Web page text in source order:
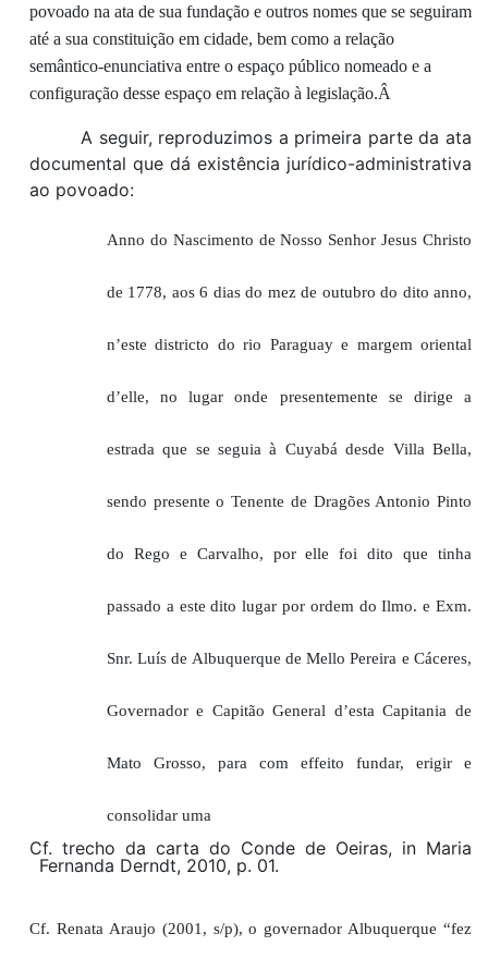
povoado na ata de sua fundação e outros nomes que se seguiram
até a sua constituição em cidade, bem como a relação
semântico-enunciativa entre o espaço público nomeado e a
configuração desseespaço em relação à legislação.Â
A seguir, reproduzimos a primeira partedaata
documental que dá existência jurídico-administrativa
ao povoado:
Anno do Nascimento de Nosso Senhor Jesus Christo
de 1778, aos 6 dias do mez de outubro do dito anno,
n’este districto do rio Paraguaye margem oriental
d’elle, no lugar onde presentemente se dirige a
estrada que se seguia à Cuyabá desde Villa Bella,
sendo presente o Tenente de Dragões Antonio Pinto
do Rego e Carvalho, por elle foi dito que tinha
passado a este dito lugar por ordem do Ilmo.e Exm.
Snr. Luís de Albuquerque de Mello Pereira e Cáceres,
Governador e Capitão General d’esta Capitania de
Mato Grosso, para com effeito fundar, erigir e
consolidar uma
Cf. trecho da carta do Conde de Oeiras, in Maria
Fernanda Derndt, 2010, p. 01.
Cf. Renata Araujo (2001, s/p), o governador Albuquerque “fez